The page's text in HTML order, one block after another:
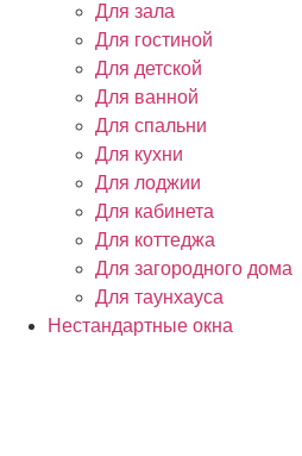
Для зала
Для гостиной
Для детской
Для ванной
Для спальни
Для кухни
Для лоджии
Для кабинета
Для коттеджа
Для загородного дома
Для таунхауса
Нестандартные окна